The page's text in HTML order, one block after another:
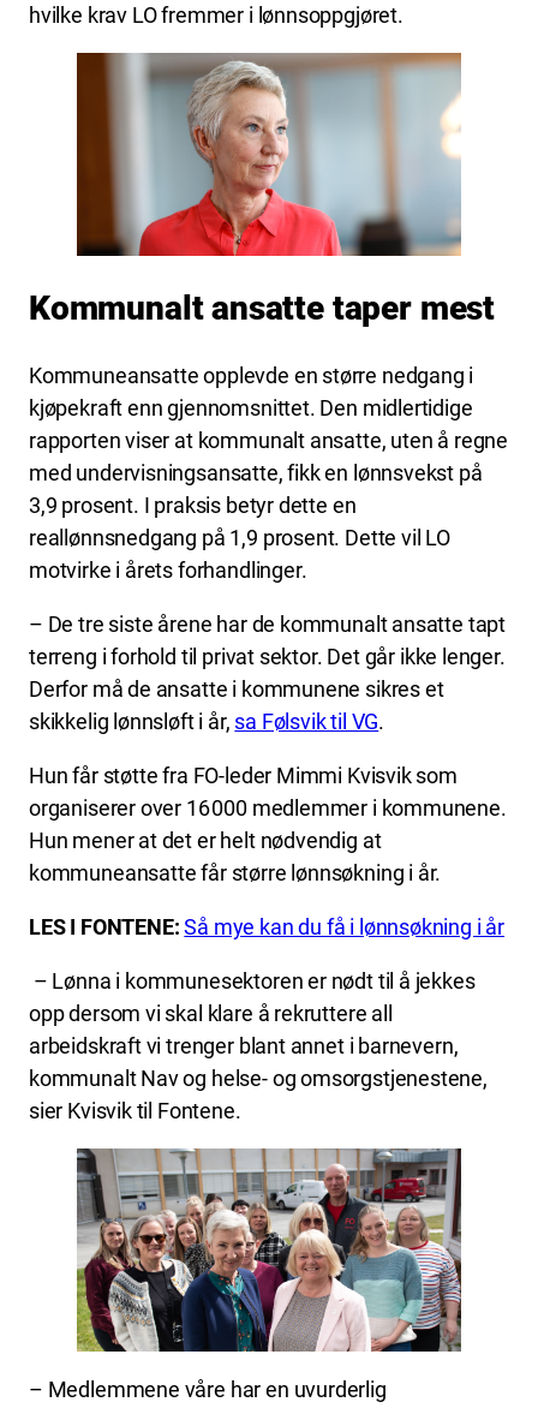
hvilke krav LO fremmer i lønnsoppgjøret.
Kommunalt ansatte taper mest
Kommuneansatte opplevde en større nedgang i
kjøpekraft enn gjennomsnittet. Den midlertidige
rapporten viser at kommunalt ansatte, uten å regne
med undervisningsansatte, fikk en lønnsvekst på
3,9 prosent. I praksis betyr dette en
reallønnsnedgang på 1,9 prosent. Dette vil LO
motvirke i årets forhandlinger.
– De tre siste årene har de kommunalt ansatte tapt
terreng i forhold til privat sektor. Det går ikke lenger.
Derfor må de ansatte i kommunene sikres et
skikkelig lønnsløft i år, sa Følsvik til VG.
Hun får støtte fra FO-leder Mimmi Kvisvik som
organiserer over 16 000 medlemmer i kommunene.
Hun mener at det er helt nødvendig at
kommuneansatte får større lønnsøkning i år.
LES I FONTENE:Så mye kan du få i lønnsøkning i år
– Lønna i kommunesektoren er nødt til å jekkes
opp dersom vi skal klare å rekruttere all
arbeidskraft vi trenger blant annet i barnevern,
kommunalt Nav og helse- og omsorgstjenestene,
sier Kvisvik til Fontene.
– Medlemmene våre har en uvurderlig